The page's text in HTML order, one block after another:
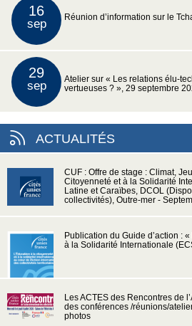
16
sep Réunion d’information sur le
29
sep
Atelier sur « Les relations élu-
vertueuses ? », 29 septembre
ACTUALITÉS
CUF : Offre de stage : Climat,
Citoyenneté et à la Solidarité
Latine et Caraïbes, DCOL
collectivités), Outre-mer -
Publication du Guide d’action :
à la Solidarité Internationale
Les ACTES des Rencontres de
des conférences /réunions/
photos